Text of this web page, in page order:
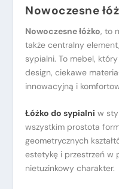
Nowoczesne
Nowoczesne łóżko, to
także centralny
sypialni. To mebel,
design, ciekawe
innowacyjną i
Łóżko do sypialni w
wszystkim prostota
geometrycznych
estetykę i przestrzeń w
nietuzinkowy charakter.